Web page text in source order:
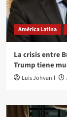
América Latina
La crisis entre
Trump tiene
Luis Johvanil